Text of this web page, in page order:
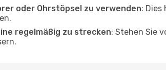
oder Ohrstöpsel zu verwenden:
regelmäßig zu strecken: Stehen Sie